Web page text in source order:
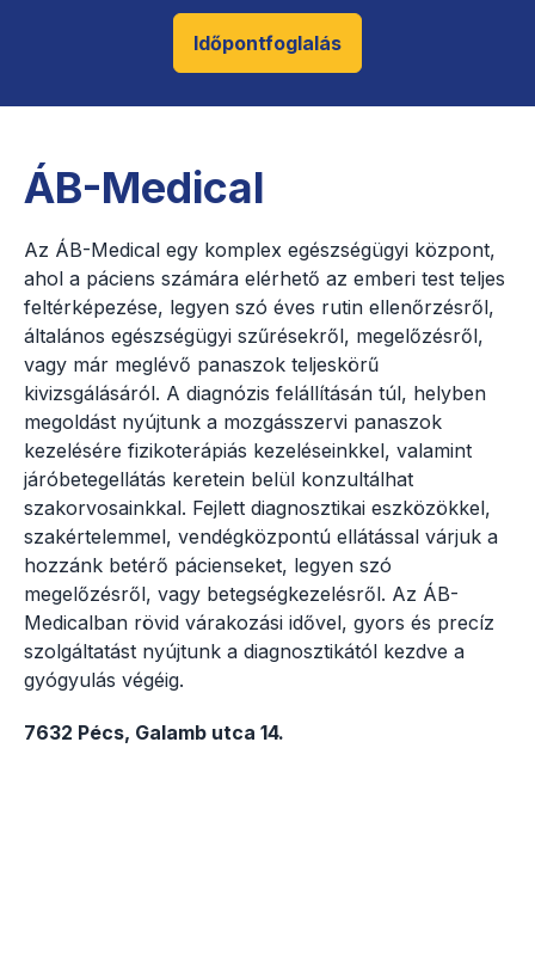
Időpontfoglalás
ÁB-Medical
Az ÁB-Medical egy komplex egészségügyi központ,
ahol a páciens számára elérhető az emberi test teljes
feltérképezése, legyen szó éves rutin ellenőrzésről,
általános egészségügyi szűrésekről, megelőzésről,
vagy már meglévő panaszok teljeskörű
kivizsgálásáról. A diagnózis felállításán túl, helyben
megoldást nyújtunk a mozgásszervi panaszok
kezelésére fizikoterápiás kezeléseinkkel, valamint
járóbetegellátás keretein belül konzultálhat
szakorvosainkkal. Fejlett diagnosztikai eszközökkel,
szakértelemmel, vendégközpontú ellátással várjuk a
hozzánk betérő pácienseket, legyen szó
megelőzésről, vagy betegségkezelésről. Az ÁB-
Medicalban rövid várakozási idővel, gyors és precíz
szolgáltatást nyújtunk a diagnosztikától kezdve a
gyógyulás végéig.
7632 Pécs, Galamb utca 14.